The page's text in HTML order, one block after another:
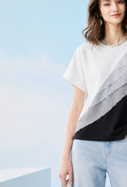
※ 交易是否成功請以「AFTEE先享後付 」
是否繳費成功／繳費後需取消欲退款等相關
https://
１．透過由恩沛科技股份有限公司提供之「
易，需依本服務之必要範圍內提供個人資料
權轉讓予恩沛科技股份有限公司。
２．關於個人資料處理事宜，請瀏覽以下網
https://aftee.tw/terms/#terms3
３．未成年的使用者請事先徵得法定代理人
「AFTEE先享後付」，若未經同意申辦者
４．使用「AFTEE先享後付」時，將依據
時審查核予不同之上限額度；若仍有額度不
請求用戶進行身份認證。
５．嚴禁一人註冊多個帳號或使用他人資訊
恩沛科技股份有限公司將有權停止該用戶之
每筆NT$80，滿NT$1,000(含以上)免
每筆NT$80，滿NT$1,000(含以上)免
每筆NT$100，滿NT$1,000(含以上)免